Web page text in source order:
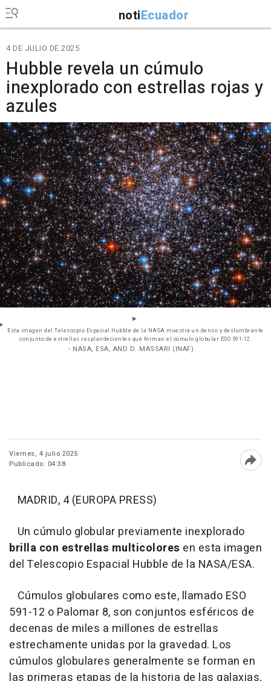
notiEcuador
4 DE JULIO DE 2025
Hubble revela un cúmulo
inexplorado con estrellas rojas y
azules
Esta imagen del Telescopio Espacial Hubble de la NASA muestra un denso y deslumbrante
conjunto de estrellas resplandecientes que forman el cúmulo globular ESO 591-12.
- NASA, ESA, AND D. MASSARI (INAF)
Viernes, 4 julio 2025
Publicado: 04:38
MADRID, 4 (EUROPA PRESS)
Un cúmulo globular previamente inexplorado
brilla con estrellas multicolores en esta imagen
del Telescopio Espacial Hubble de la NASA/ESA.
Cúmulos globulares como este, llamado ESO
591-12 o Palomar 8, son conjuntos esféricos de
decenas de miles a millones de estrellas
estrechamente unidas por la gravedad. Los
cúmulos globulares generalmente se forman en
las primeras etapas de la historia de las galaxias,